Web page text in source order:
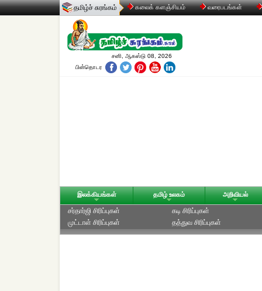
தமிழ்ச் சுரங்கம் கலைக் களஞ்சியம் வரைபடங்கள்
சனி, ஆகஸ்டு 08, 2026
பின்தொடர
இலக்கியங்கள் தமிழ் உலகம் அறிவியல்
சர்தார்ஜி சிரிப்புகள்
முட்டாள் சிரிப்புகள்
கடி சிரிப்புகள்
தத்துவ சிரிப்புகள்